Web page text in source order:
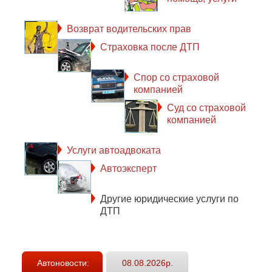
Возврат водительских прав
Страховка после ДТП
Спор со страховой
компанией
Суд со страховой
компанией
Услуги автоадвоката
Автоэксперт
Другие юридические услуги по
ДТП
Автоновости: 08.08.2026р.